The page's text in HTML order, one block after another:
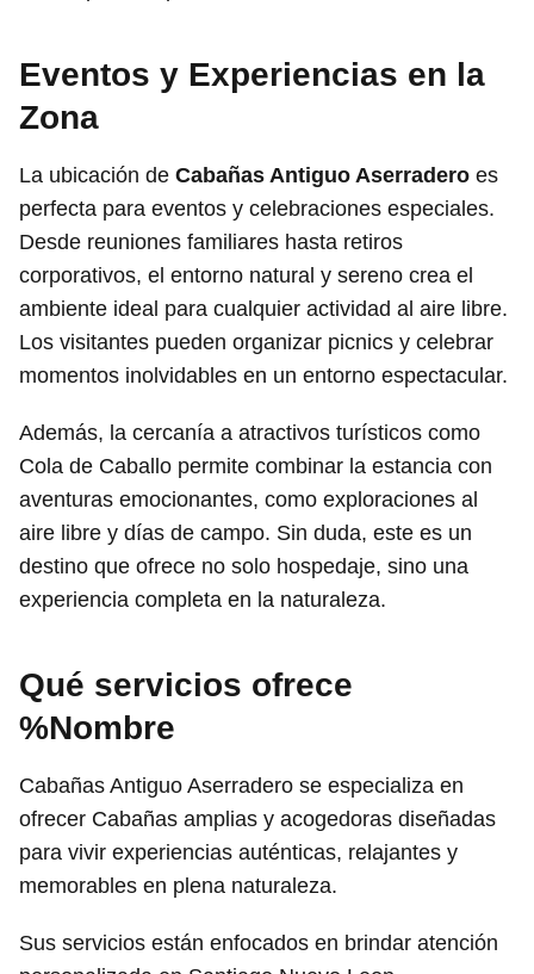
Eventos y Experiencias en la
Zona
La ubicación de Cabañas Antiguo Aserradero es
perfecta para eventos y celebraciones especiales.
Desde reuniones familiares hasta retiros
corporativos, el entorno natural y sereno crea el
ambiente ideal para cualquier actividad al aire libre.
Los visitantes pueden organizar picnics y celebrar
momentos inolvidables en un entorno espectacular.
Además, la cercanía a atractivos turísticos como
Cola de Caballo permite combinar la estancia con
aventuras emocionantes, como exploraciones al
aire libre y días de campo. Sin duda, este es un
destino que ofrece no solo hospedaje, sino una
experiencia completa en la naturaleza.
Qué servicios ofrece
%Nombre
Cabañas Antiguo Aserradero se especializa en
ofrecer Cabañas amplias y acogedoras diseñadas
para vivir experiencias auténticas, relajantes y
memorables en plena naturaleza.
Sus servicios están enfocados en brindar atención